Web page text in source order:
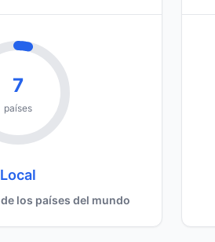
7
países
Local
los países del mundo